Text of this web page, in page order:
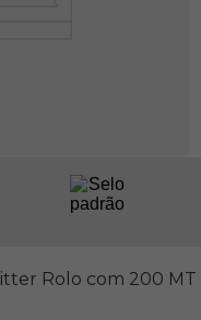
Rolo com 200 MT